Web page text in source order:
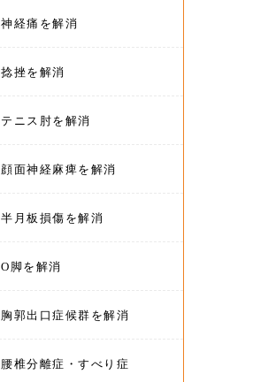
神経痛を解消
捻挫を解消
テニス肘を解消
顔面神経麻痺を解消
半月板損傷を解消
O脚を解消
胸郭出口症候群を解消
腰椎分離症・すべり症